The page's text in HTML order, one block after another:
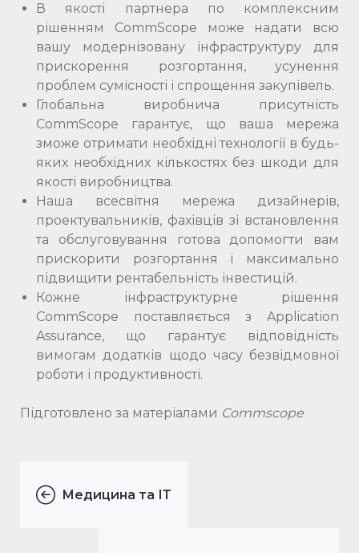
В якості партнера по комплексним
рішенням CommScope може надати всю
вашу модернізовану інфраструктуру для
прискорення розгортання, усунення
проблем сумісності і спрощення закупівель.
Глобальна виробнича присутність
CommScope гарантує, що ваша мережа
зможе отримати необхідні технології в будь-
яких необхідних кількостях без шкоди для
якості виробництва.
Наша всесвітня мережа дизайнерів,
проектувальників, фахівців зі встановлення
та обслуговування готова допомогти вам
прискорити розгортання і максимально
підвищити рентабельність інвестицій.
Кожне інфраструктурне рішення
CommScope поставляється з Application
Assurance, що гарантує відповідність
вимогам додатків щодо часу безвідмовної
роботи і продуктивності.
Підготовлено за матеріалами Commscope
Медицина та ІТ